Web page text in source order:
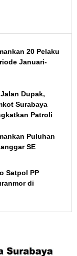
20 Pelaku
Januari-
Dupak,
Surabaya
Patroli
Puluhan
SE
Satpol PP
di